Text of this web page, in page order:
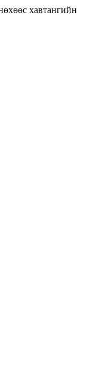
хавтангийн